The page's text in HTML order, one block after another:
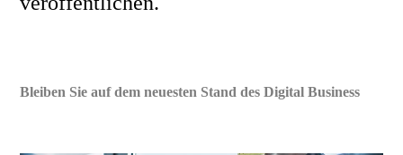
Bleiben Sie auf dem neuesten Stand des Digital Business